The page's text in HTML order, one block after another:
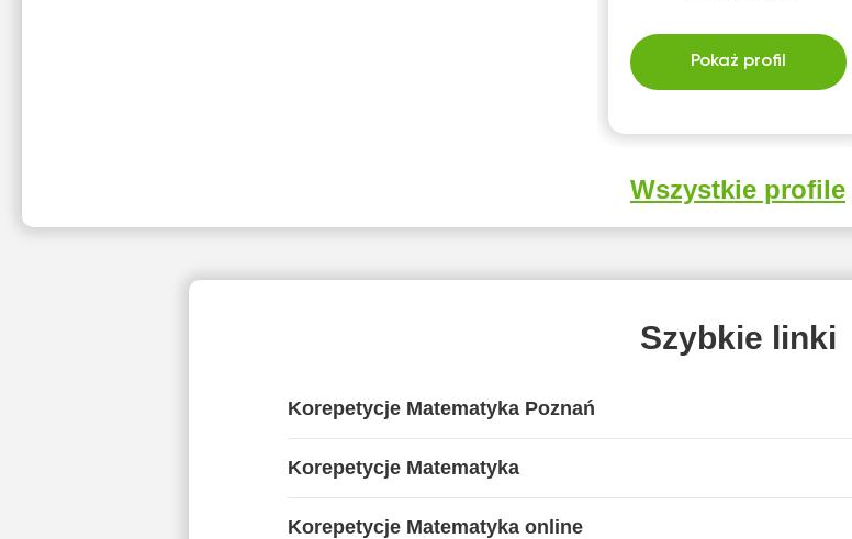
Pokaż profil
Wszystkie profile
Szybkie linki
Korepetycje Matematyka Poznań
Korepetycje Matematyka
Korepetycje Matematyka online